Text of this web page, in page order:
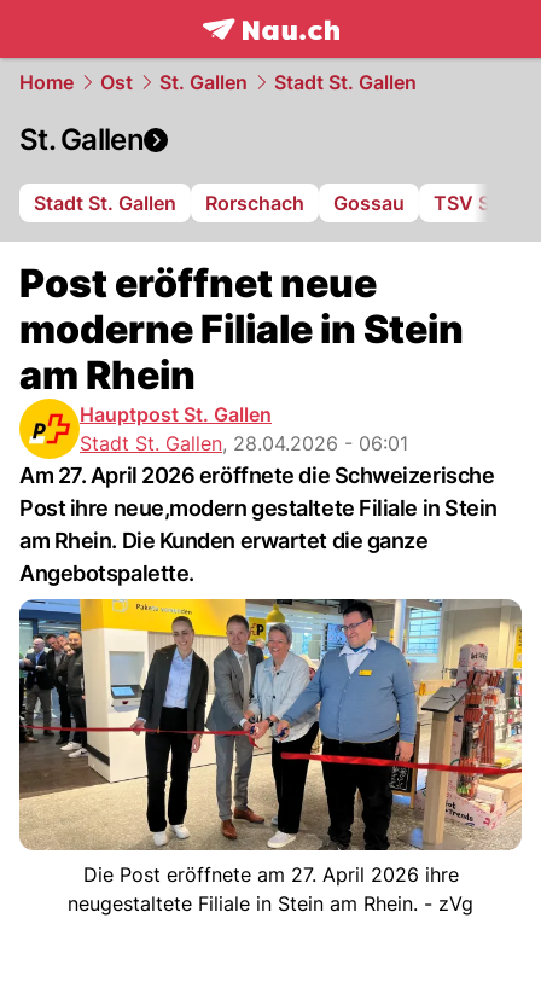
frontpage.NAU.ch
Home Ost St. Gallen Stadt St. Gallen
St. Gallen
Stadt St. Gallen Rorschach Gossau TSV St.
Post eröffnet neue
moderne Filiale in Stein
am Rhein
Hauptpost St. Gallen
Stadt St. Gallen, 28.04.2026 - 06:01
Am 27. April 2026 eröffnete die Schweizerische
Post ihre neue,modern gestaltete Filiale in Stein
am Rhein. Die Kunden erwartet die ganze
Angebotspalette.
Die Post eröffnete am 27. April 2026 ihre
neugestaltete Filiale in Stein am Rhein. - zVg